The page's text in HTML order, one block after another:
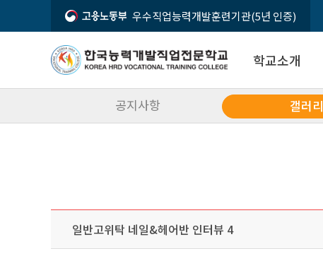
우수직업능력개발훈련기관(5년 인증)
학교소개
시설소개
입학상담문의
모집요강 입학상담 공지사항
공지사항 갤러리
일반고위탁 네일&헤어반 인터뷰 4